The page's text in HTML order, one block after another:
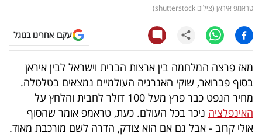
ויראלי
טלוויזיה
עסקי
ספורט
קריירה
ולימודים
טראמפ איראן (צילום shutterstock)
עקבו אחרינו בגוגל
מאז פרצה המלחמה בין ארצות הברית וישראל לבין איראן
בסוף פברואר, שוקי האנרגיה העולמיים נמצאים בטלטלה.
מחיר הנפט כבר פרץ מעל 100 דולר לחבית והלחץ על
האינפלציה ניכר בכל העולם. כעת, טראמפ אומר שהסוף
אולי קרוב - אבל גם אם הוא צודק, הדרה לשם מורכבת מאוד.